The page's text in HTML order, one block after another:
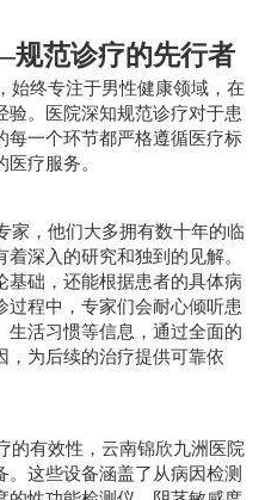
范诊疗的先行者
始终专注于男性健康领域，在
。医院深知规范诊疗对于患
每一个环节都严格遵循医疗标
疗服务。
家，他们大多拥有数十年的临
深入的研究和独到的见解。
基础，还能根据患者的具体病
程中，专家们会耐心倾听患
生活习惯等信息，通过全面的
，为后续的治疗提供可靠依
的有效性，云南锦欣九洲医院
这些设备涵盖了从病因检测